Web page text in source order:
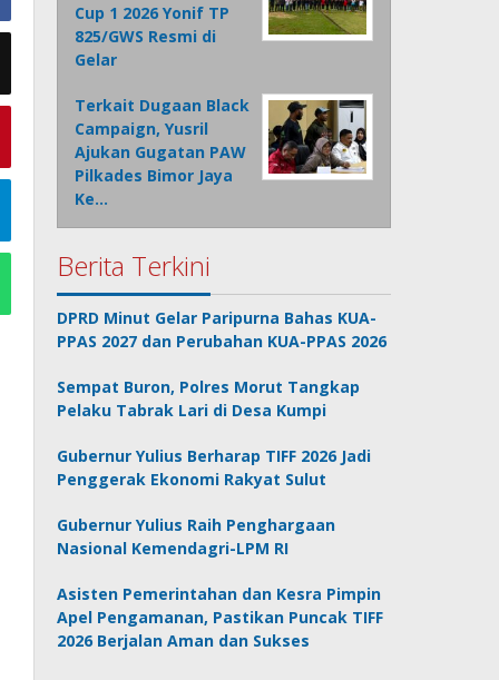
Cup 1 2026 Yonif TP
825/GWS Resmi di
Gelar
Terkait Dugaan Black
Campaign, Yusril
Ajukan Gugatan PAW
Pilkades Bimor Jaya
Ke…
Berita Terkini
DPRD Minut Gelar Paripurna Bahas KUA-
PPAS 2027 dan Perubahan KUA-PPAS 2026
Sempat Buron, Polres Morut Tangkap
Pelaku Tabrak Lari di Desa Kumpi
Gubernur Yulius Berharap TIFF 2026 Jadi
Penggerak Ekonomi Rakyat Sulut
Gubernur Yulius Raih Penghargaan
Nasional Kemendagri-LPM RI
Asisten Pemerintahan dan Kesra Pimpin
Apel Pengamanan, Pastikan Puncak TIFF
2026 Berjalan Aman dan Sukses